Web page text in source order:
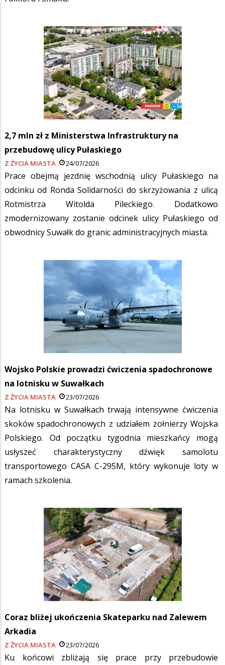
2,7 mln zł z Ministerstwa Infrastruktury na
przebudowę ulicy Pułaskiego
Z ŻYCIA MIASTA 24/07/2026
Prace obejmą jezdnię wschodnią ulicy Pułaskiego na
odcinku od Ronda Solidarności do skrzyżowania z ulicą
Rotmistrza Witolda Pileckiego. Dodatkowo
zmodernizowany zostanie odcinek ulicy Pułaskiego od
obwodnicy Suwałk do granic administracyjnych miasta.
Wojsko Polskie prowadzi ćwiczenia spadochronowe
na lotnisku w Suwałkach
Z ŻYCIA MIASTA 23/07/2026
Na lotnisku w Suwałkach trwają intensywne ćwiczenia
skoków spadochronowych z udziałem żołnierzy Wojska
Polskiego. Od początku tygodnia mieszkańcy mogą
usłyszeć charakterystyczny dźwięk samolotu
transportowego CASA C-295M, który wykonuje loty w
ramach szkolenia.
Coraz bliżej ukończenia Skateparku nad Zalewem
Arkadia
Z ŻYCIA MIASTA 23/07/2026
Ku końcowi zbliżają się prace przy przebudowie